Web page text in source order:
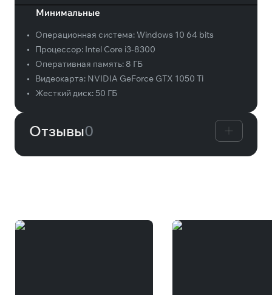
Минимальные
• Операционная система:Windows 10 64 bits
•
Процессор: Intel Core i3-8300
•
Оперативная память: 8 ГБ
•
Видеокарта: NVIDIA GeForce GTX 1050 Ti
•
Жесткий диск: 50 ГБ
Отзывы0